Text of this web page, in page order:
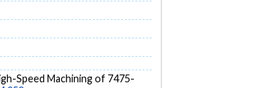
Speed Machining of 7475-